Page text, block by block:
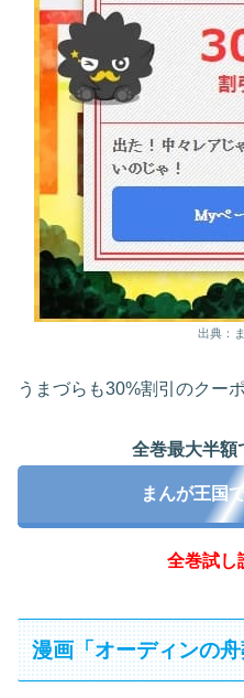
出典：
うまづらも30%割引のクー
全巻最大半額
まんが王国
全巻試し
漫画「オーディンの